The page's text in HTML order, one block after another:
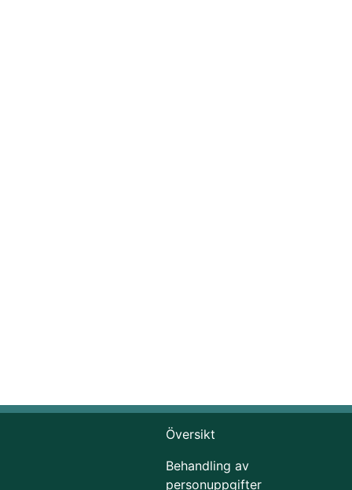
Översikt
Behandling av
personuppgifter